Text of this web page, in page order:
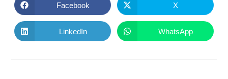
Facebook X
LinkedIn WhatsApp